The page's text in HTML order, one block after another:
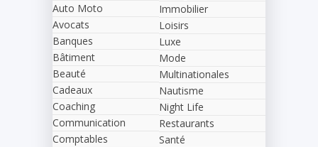
Auto Moto
Avocats
Banques
Bâtiment
Beauté
Cadeaux
Coaching
Communication
Comptables
Immobilier
Loisirs
Luxe
Mode
Multinationales
Nautisme
Night Life
Restaurants
Santé